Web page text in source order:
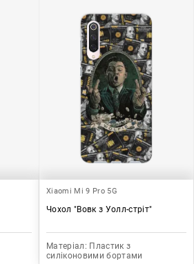
Xiaomi Mi 9 Pro 5G
Чохол "Вовк з Уолл-стріт"
Матеріал: Пластик з
силіконовими бортами